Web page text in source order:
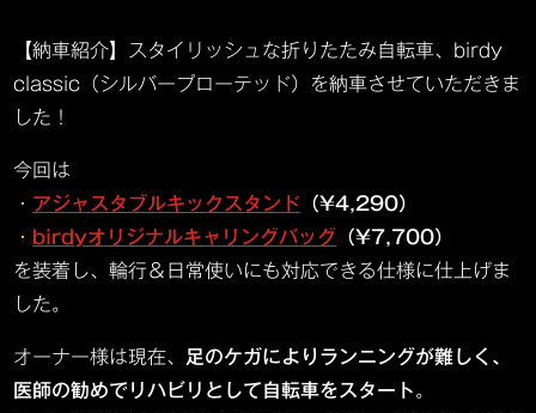
【納車紹介】スタイリッシュな折りたたみ自転車、birdy
classic（シルバープローテッド）を納車させていただきま
した！
今回は
・ アジャスタブルキックスタンド （¥4,290）
・ birdyオリジナルキャリングバッグ （¥7,700）
を装着し、輪行＆日常使いにも対応できる仕様に仕上げま
した。
オーナー様は現在、
足のケガによりランニングが難しく、
医師の勧めでリハビリとして自転車をスタート。